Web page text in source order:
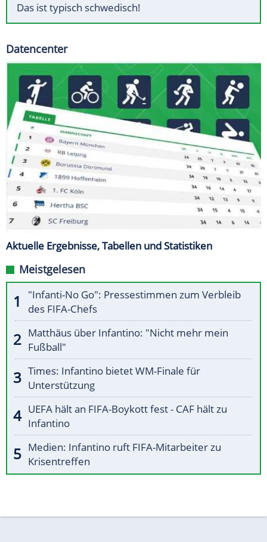
Das ist typisch schwedisch!
Datencenter
Aktuelle Ergebnisse, Tabellen und Statistiken
Meistgelesen
"Infanti-No Go": Pressestimmen zum Verbleib
des FIFA-Chefs
Matthäus über Infantino: "Nicht mehr mein
Fußball"
Times: Infantino bietet WM-Finale für
Unterstützung
UEFA hält an FIFA-Boykott fest - CAF hält zu
Infantino
Medien: Infantino ruft FIFA-Mitarbeiter zu
Krisentreffen